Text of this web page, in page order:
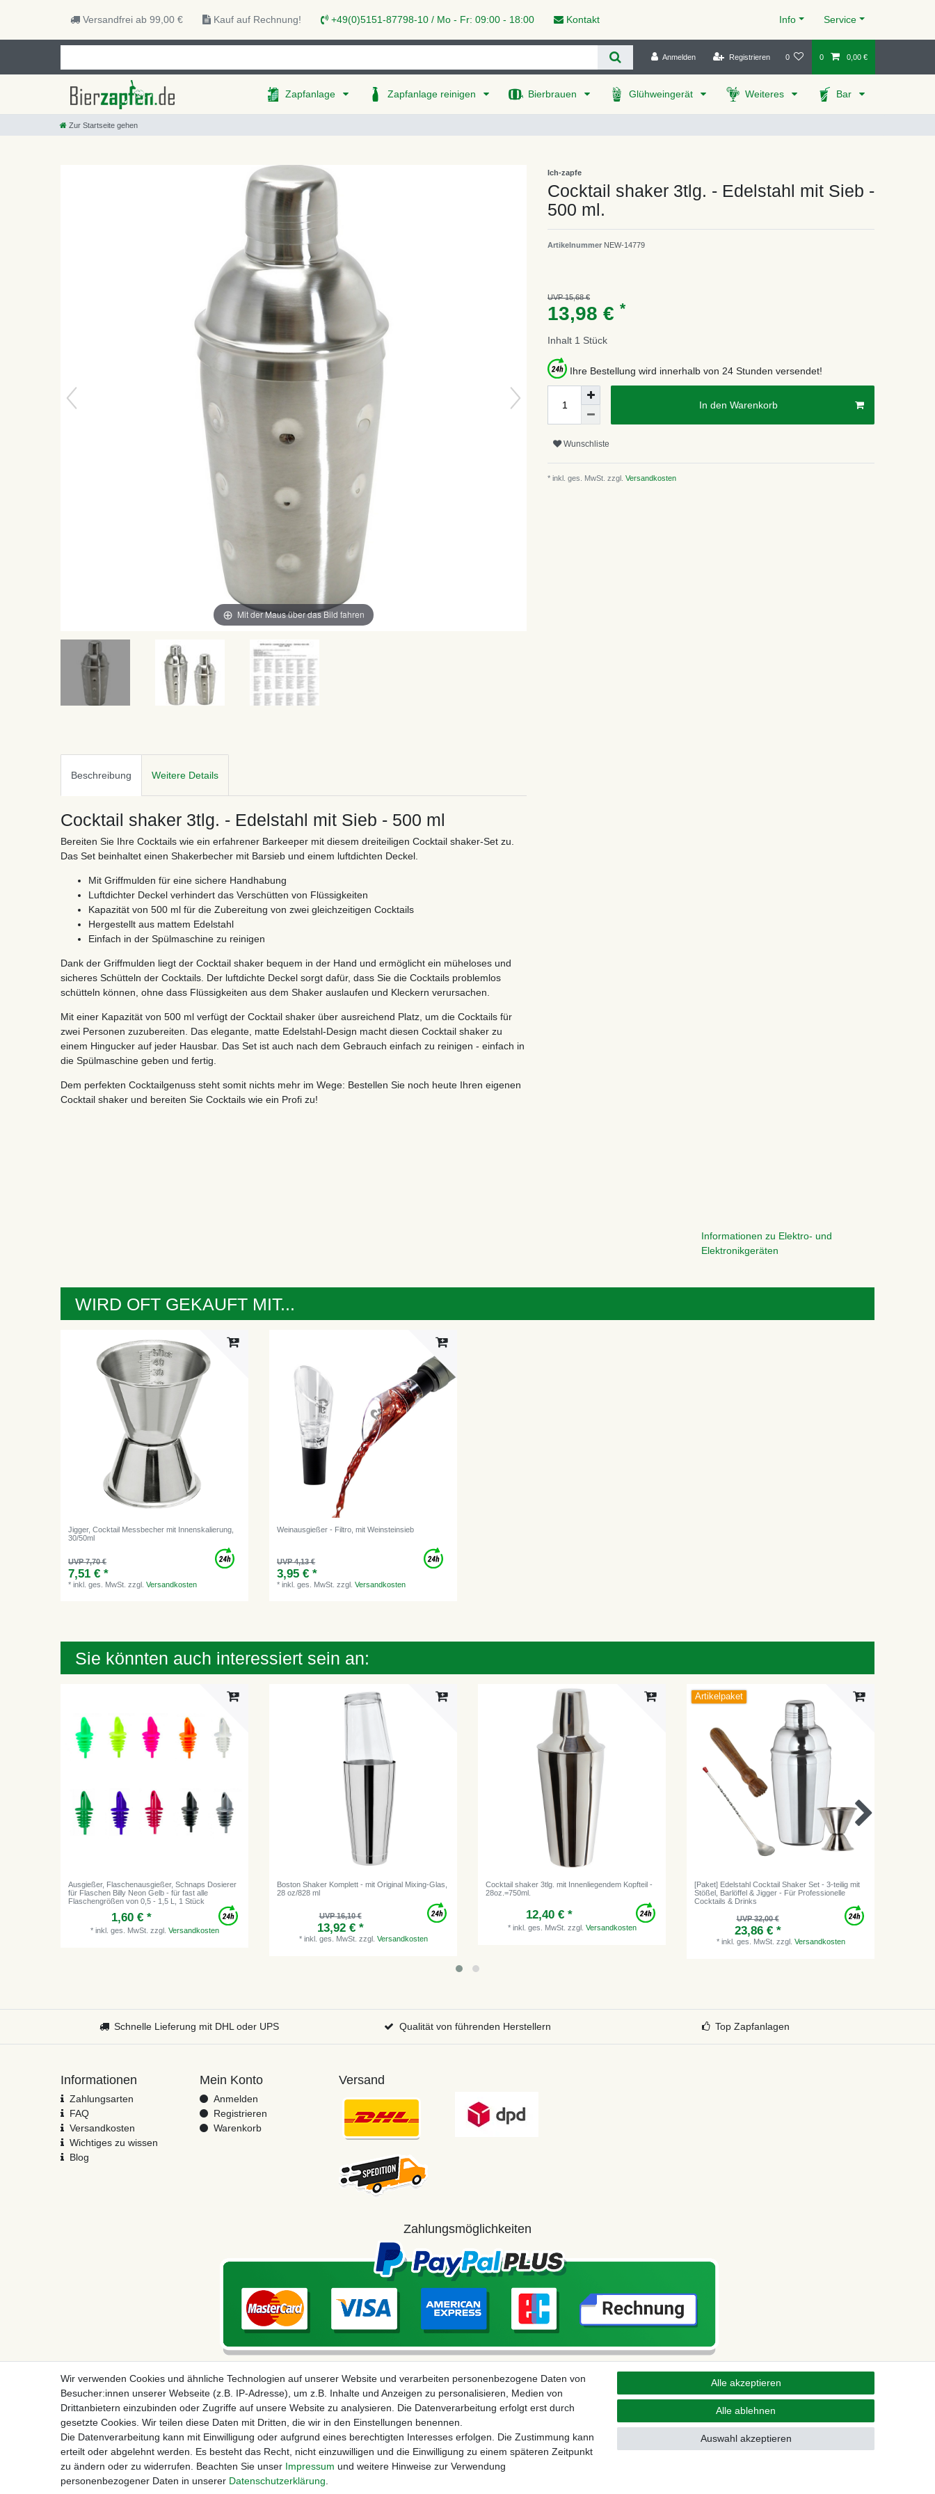
Versandfrei ab 99,00 € Kauf auf Rechnung! +49(0)5151-87798-10 / Mo - Fr: 09:00 - 18:00 Kontakt Info Service
Anmelden Registrieren 0 0 0,00 €
Zapfanlage Zapfanlage reinigen Bierbrauen Glühweingerät Weiteres Bar
Zur Startseite gehen
Mit der Maus über das Bild fahren
Ich-zapfe
Cocktail shaker 3tlg. - Edelstahl mit Sieb -
500 ml.
Artikelnummer NEW-14779
UVP 15,68 €
13,98 € *
Inhalt 1 Stück
Ihre Bestellung wird innerhalb von 24 Stunden versendet!
In den Warenkorb
Wunschliste
* inkl. ges. MwSt. zzgl. Versandkosten
Beschreibung Weitere Details
Cocktail shaker 3tlg. - Edelstahl mit Sieb - 500 ml
Bereiten Sie Ihre Cocktails wie ein erfahrener Barkeeper mit diesem dreiteiligen Cocktail shaker-Set zu.
Das Set beinhaltet einen Shakerbecher mit Barsieb und einem luftdichten Deckel.
Mit Griffmulden für eine sichere Handhabung
Luftdichter Deckel verhindert das Verschütten von Flüssigkeiten
Kapazität von 500 ml für die Zubereitung von zwei gleichzeitigen Cocktails
Hergestellt aus mattem Edelstahl
Einfach in der Spülmaschine zu reinigen
Dank der Griffmulden liegt der Cocktail shaker bequem in der Hand und ermöglicht ein müheloses und
sicheres Schütteln der Cocktails. Der luftdichte Deckel sorgt dafür, dass Sie die Cocktails problemlos
schütteln können, ohne dass Flüssigkeiten aus dem Shaker auslaufen und Kleckern verursachen.
Mit einer Kapazität von 500 ml verfügt der Cocktail shaker über ausreichend Platz, um die Cocktails für
zwei Personen zuzubereiten. Das elegante, matte Edelstahl-Design macht diesen Cocktail shaker zu
einem Hingucker auf jeder Hausbar. Das Set ist auch nach dem Gebrauch einfach zu reinigen - einfach in
die Spülmaschine geben und fertig.
Dem perfekten Cocktailgenuss steht somit nichts mehr im Wege: Bestellen Sie noch heute Ihren eigenen
Cocktail shaker und bereiten Sie Cocktails wie ein Profi zu!
Informationen zu Elektro- und
Elektronikgeräten
WIRD OFT GEKAUFT MIT...
Jigger, Cocktail Messbecher mit Innenskalierung,
30/50ml
UVP 7,70 €
7,51 € *
*inkl. ges. MwSt. zzgl.Versandkosten
Weinausgießer - Filtro, mit Weinsteinsieb
UVP 4,13 €
3,95 € *
*inkl. ges. MwSt. zzgl.Versandkosten
Sie könnten auch interessiert sein an:
Ausgießer, Flaschenausgießer, Schnaps Dosierer
für Flaschen Billy Neon Gelb - für fast alle
Flaschengrößen von 0,5 - 1,5 L, 1 Stück
1,60 € *
* inkl. ges. MwSt. zzgl. Versandkosten
Boston Shaker Komplett - mit Original Mixing-Glas,
28 oz/828 ml
UVP 16,10 €
13,92 € *
* inkl. ges. MwSt. zzgl. Versandkosten
Cocktail shaker 3tlg. mit Innenliegendem Kopfteil -
28oz.=750ml.
12,40 € *
* inkl. ges. MwSt. zzgl. Versandkosten
Artikelpaket
[Paket] Edelstahl Cocktail Shaker Set - 3-teilig mit
Stößel, Barlöffel & Jigger - Für Professionelle
Cocktails & Drinks
UVP 32,00 €
23,86 € *
* inkl. ges. MwSt. zzgl. Versandkosten
Schnelle Lieferung mit DHL oder UPS Qualität von führenden Herstellern Top Zapfanlagen
Informationen
Zahlungsarten
FAQ
Versandkosten
Wichtiges zu wissen
Blog
Mein Konto
Anmelden
Registrieren
Warenkorb
Versand
Zahlungsmöglichkeiten
Impressum Daten­schutz­erklärung AGB Widerrufs­recht Vertrag widerrufen
Wir verwenden Cookies und ähnliche Technologien auf unserer Website und verarbeiten personenbezogene Daten von
Besucher:innen unserer Webseite (z.B. IP-Adresse), um z.B. Inhalte und Anzeigen zu personalisieren, Medien von
Drittanbietern einzubinden oder Zugriffe auf unsere Website zu analysieren. Die Datenverarbeitung erfolgt erst durch
gesetzte Cookies. Wir teilen diese Daten mit Dritten, die wir in den Einstellungen benennen.
Die Datenverarbeitung kann mit Einwilligung oder aufgrund eines berechtigten Interesses erfolgen. Die Zustimmung kann
erteilt oder abgelehnt werden. Es besteht das Recht, nicht einzuwilligen und die Einwilligung zu einem späteren Zeitpunkt
zu ändern oder zu widerrufen. Beachten Sie unser Impressum und weitere Hinweise zur Verwendung
personenbezogener Daten in unserer Daten­schutz­erklärung
Alle akzeptieren
Alle ablehnen
Auswahl akzeptieren